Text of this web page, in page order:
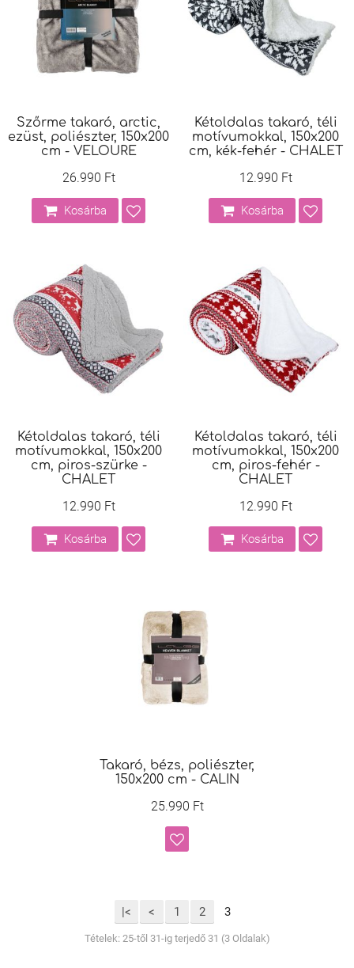
Szőrme takaró, arctic,
ezüst, poliészter, 150x200
cm - VELOURE
26.990 Ft
Kosárba
Kétoldalas takaró, téli
motívumokkal, 150x200
cm, kék-fehér - CHALET
12.990 Ft
Kosárba
Kétoldalas takaró, téli
motívumokkal, 150x200
cm, piros-szürke -
CHALET
12.990 Ft
Kosárba
Kétoldalas takaró, téli
motívumokkal, 150x200
cm, piros-fehér -
CHALET
12.990 Ft
Kosárba
Takaró, bézs, poliészter,
150x200 cm - CALIN
25.990 Ft
|< < 1 2 3
Tételek: 25-től 31-ig terjedő 31 (3 Oldalak)